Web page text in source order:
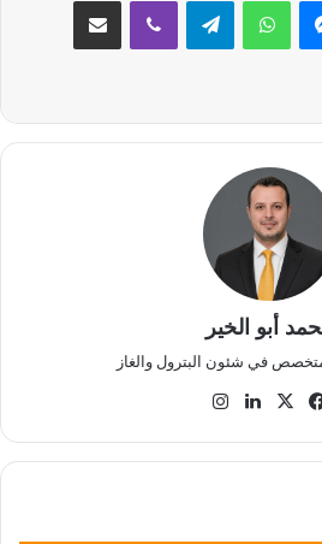
أبو الخير
في شئون البترول والغاز
فيسبوك
‫X لينكدإن